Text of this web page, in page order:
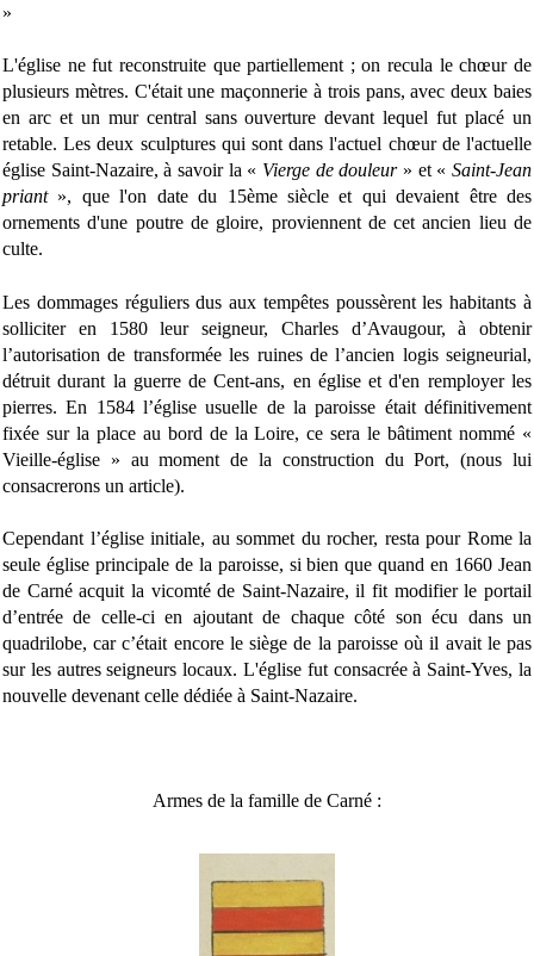
»
L'église ne fut reconstruite que partiellement ; on recula le chœur de
plusieurs mètres. C'était une maçonnerie à trois pans, avec deux baies
en arc et un mur central sans ouverture devant lequel fut placé un
retable. Les deux sculptures qui sont dans l'actuel chœur de l'actuelle
église Saint-Nazaire, à savoir la « Vierge de douleur» et «Saint-Jean
priant», que l'on date du 15ème siècle et qui devaient être des
ornements d'une poutre de gloire, proviennent de cet ancien lieu de
culte.
Les dommages réguliers dus aux tempêtes poussèrent les habitants à
solliciter en 1580 leur seigneur, Charles d’Avaugour, à obtenir
l’autorisation de transformée les ruines de l’ancien logis seigneurial,
détruit durant la guerre de Cent-ans, en église et d'en remployer les
pierres. En 1584 l’église usuelle de la paroisse était définitivement
fixée sur la place au bord de la Loire, ce sera le bâtiment nommé «
Vieille-église » au moment de la construction du Port, (nous lui
consacrerons un article).
Cependant l’église initiale, au sommet du rocher, resta pour Rome la
seule église principale de la paroisse, si bien que quand en 1660 Jean
de Carné acquit la vicomté de Saint-Nazaire, il fit modifier le portail
d’entrée de celle-ci en ajoutant de chaque côté son écu dans un
quadrilobe, car c’était encore le siège de la paroisse où il avait le pas
sur les autres seigneurs locaux. L'église fut consacrée à Saint-Yves, la
nouvelle devenant celle dédiée à Saint-Nazaire.
Armes de la famille de Carné :